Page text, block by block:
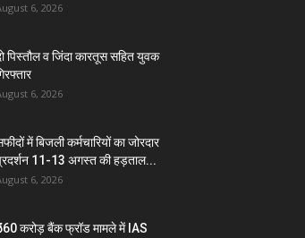
6, 2026
पिस्तौल व जिंदा कारतूस सहित युवक
6, 2026
में बिजली कर्मचारियों का जोरदार
11-13 अगस्त की हड़ताल...
6, 2026
करोड़ बैंक फ्रॉड मामले में IAS